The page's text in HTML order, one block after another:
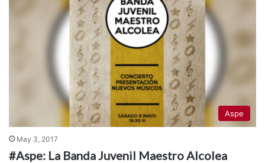
Aspe
May 3, 2017
#Aspe: La Banda Juvenil Maestro Alcolea